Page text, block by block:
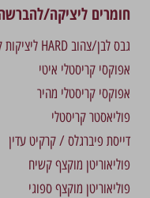
חומרים ליציקה/
גבס לבן/צהוב HARD ליציקות קשיחות
אפוקסי קריסטלי איטי
אפוקסי קריסטלי מהיר
פוליאסטר קריסטלי
דייסת פיברגלס / קרקיט עדין
פוליאוריטן מוקצף קשיח
פוליאוריטן מוקצף ספוגי